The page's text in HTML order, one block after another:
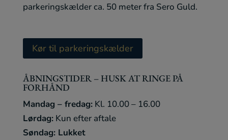
parkeringskælder ca. 50 meter fra Sero Guld.
Kør til parkeringskælder
ÅBNINGSTIDER – HUSK AT RINGE PÅ
FORHÅND
Mandag – fredag:Kl. 10.00 – 16.00
Lørdag:Kun efter aftale
Søndag:Lukket